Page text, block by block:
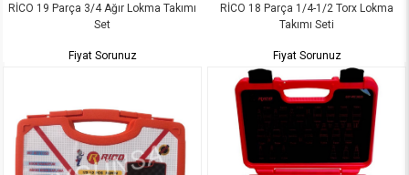
RİCO 19 Parça 3/4 Ağır Lokma Takımı
Set
Fiyat Sorunuz
RİCO 18 Parça 1/4-1/2 Torx Lokma
Takımı Seti
Fiyat Sorunuz